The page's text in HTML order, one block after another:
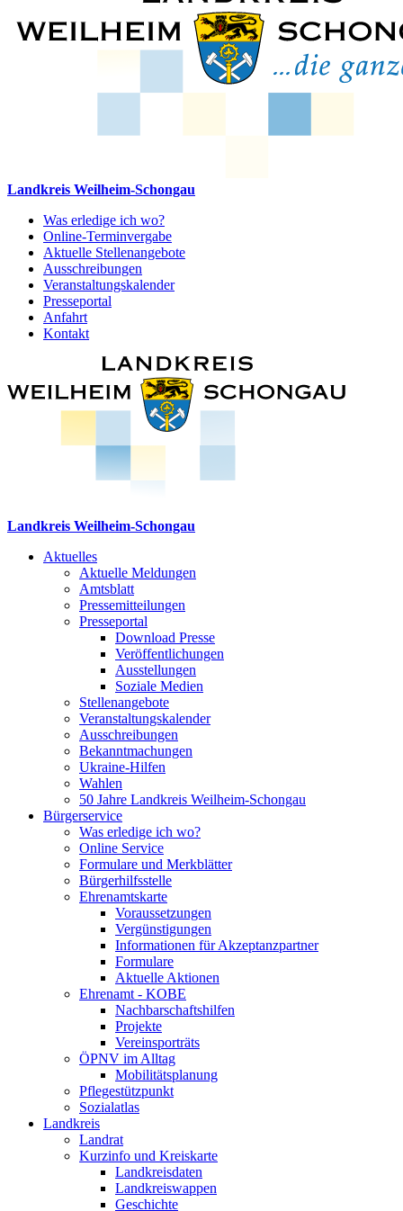
Landkreis Weilheim-Schongau
Was erledige ich wo?
Online-Terminvergabe
Aktuelle Stellenangebote
Ausschreibungen
Veranstaltungskalender
Presseportal
Anfahrt
Kontakt
Landkreis Weilheim-Schongau
Aktuelles
Aktuelle Meldungen
Amtsblatt
Pressemitteilungen
Presseportal
Download Presse
Veröffentlichungen
Ausstellungen
Soziale Medien
Stellenangebote
Veranstaltungskalender
Ausschreibungen
Bekanntmachungen
Ukraine-Hilfen
Wahlen
50 Jahre Landkreis Weilheim-Schongau
Bürgerservice
Was erledige ich wo?
Online Service
Formulare und Merkblätter
Bürgerhilfsstelle
Ehrenamtskarte
Voraussetzungen
Vergünstigungen
Informationen für Akzeptanzpartner
Formulare
Aktuelle Aktionen
Ehrenamt - KOBE
Nachbarschaftshilfen
Projekte
Vereinsporträts
ÖPNV im Alltag
Mobilitätsplanung
Pflegestützpunkt
Sozialatlas
Landkreis
Landrat
Kurzinfo und Kreiskarte
Landkreisdaten
Landkreiswappen
Geschichte